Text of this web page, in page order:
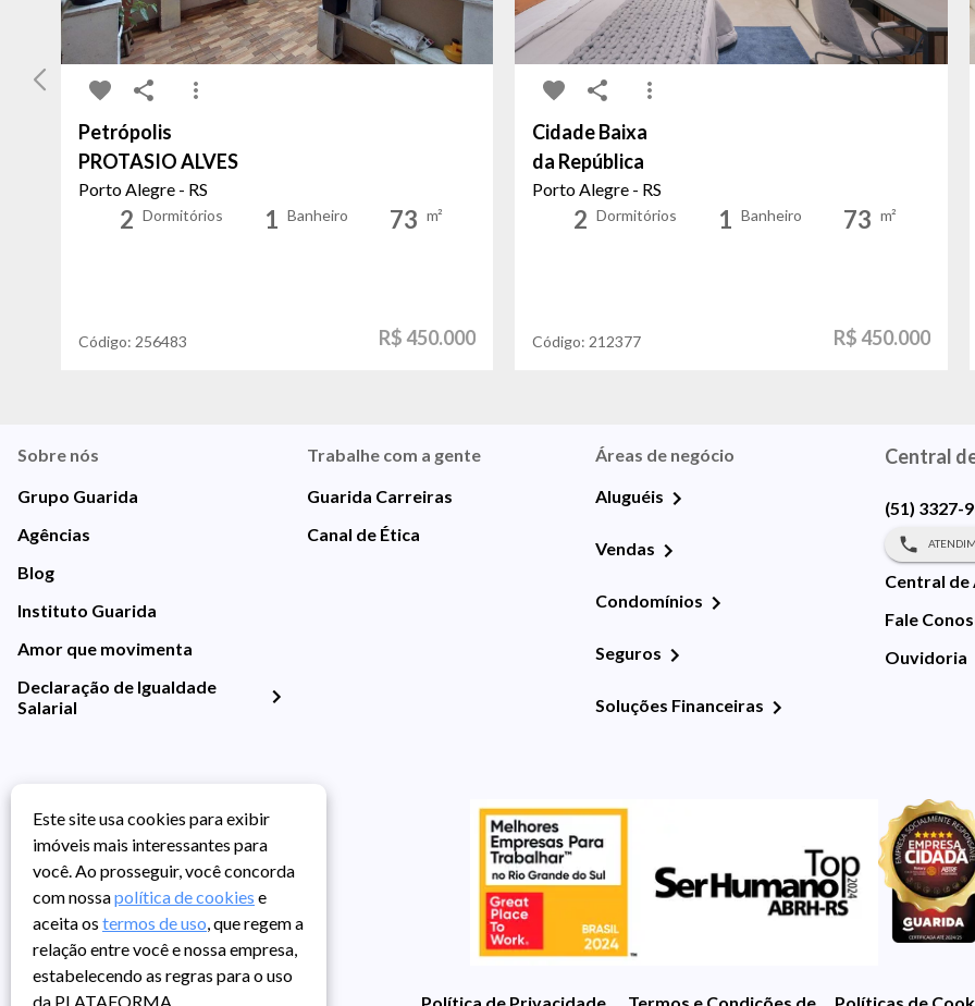
Petrópolis
PROTASIO ALVES
Porto Alegre - RS
2 Dormitórios 1 Banheiro 73 m²
Código: 256483 R$ 450.000
Cidade Baixa
da República
Porto Alegre - RS
2 Dormitórios 1 Banheiro 73 m²
Código: 212377 R$ 450.000
Sobre nós
Grupo Guarida
Agências
Blog
Instituto Guarida
Amor que movimenta
Declaração de Igualdade
Salarial
Trabalhe com a gente
Guarida Carreiras
Canal de Ética
Áreas de negócio
Aluguéis
Vendas
Condomínios
Seguros
Soluções Financeiras
Central
(51) 3327-
Central de
Fale
Ouvidoria
Política de Privacidade Termos e Condições de UsoPolíticas de
Este site usa cookies para exibir
imóveis mais interessantes para
você. Ao prosseguir, você concorda
com nossapolítica de cookies e
aceita os termos de uso, que regem a
relação entre você e nossa empresa,
estabelecendo as regras para o uso
da PLATAFORMA.